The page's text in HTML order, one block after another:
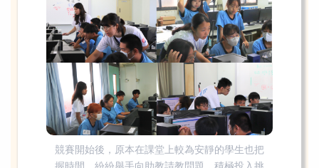
競賽開始後，原本在課堂上較為安靜的學生也把